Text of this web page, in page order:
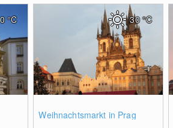
°C
Weihnachtsmarkt in Prag
30°C